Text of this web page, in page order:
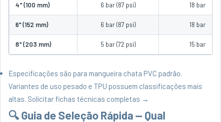
4" (100 mm) 6 bar (87 psi) 18 bar
6" (152 mm) 6 bar (87 psi) 18 bar
8" (203 mm) 5 bar (72 psi) 15 bar
Especificações são para mangueira chata PVC padrão.
Variantes de uso pesado e TPU possuem classificações mais
altas. Solicitar fichas técnicas completas →
🔍 Guia de Seleção Rápida — Qual